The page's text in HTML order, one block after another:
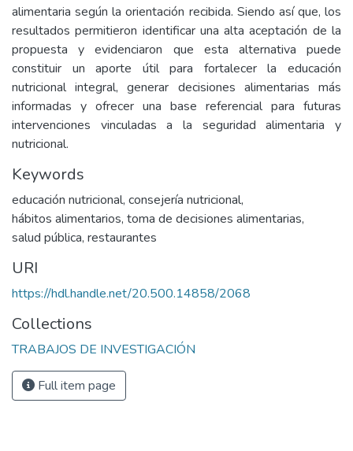
alimentaria según la orientación recibida. Siendo así que, los
resultados permitieron identificar una alta aceptación de la
propuesta y evidenciaron que esta alternativa puede
constituir un aporte útil para fortalecer la educación
nutricional integral, generar decisiones alimentarias más
informadas y ofrecer una base referencial para futuras
intervenciones vinculadas a la seguridad alimentaria y
nutricional.
Keywords
educación nutricional, consejería nutricional,
hábitos alimentarios, toma de decisiones alimentarias,
salud pública, restaurantes
URI
https://hdl.handle.net/20.500.14858/2068
Collections
TRABAJOS DE INVESTIGACIÓN
Full item page